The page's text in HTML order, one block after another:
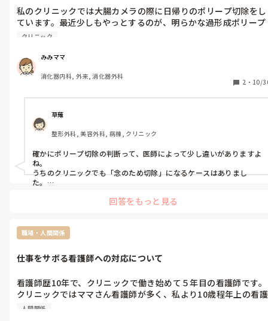
採血のときに手袋をしようと探していて
どこにありますか？と聞いたら、
「そんなもんないわよ！」と言われました😱
れました😱
ただ、大学病院でのやり方が正しいからと言ってそれを強要しよう
としてしまうと、
なので、
どうしても目を瞑れない面に対しては、
お伺いを立てながら改善策をマイルドに提案してみる、
そういったような気遣いが必要なんじゃないかなーと思います、
特に小さな職場だと(；´Д`A
そこでうまくやっていく（生き抜く）コツですよね💦
私のクリニックでは大腸カメラの際に日帰りのポリープ切除をし
ています。最近少しもやっとするのが、明らかな過形成ポリープ
を実際とらないとわからないからと言って切除しています。確か
点数のために取っている？と思ってしまいます…他のクリニック
さんでもそういうことはあるのでしょうか…
クリニック
みみママ
消化器内科, 外来, 消化器外科
2 ・ 10/
草薙
整形外科, 美容外科, 病棟, クリニック
確かにポリープ切除の判断って、医師によって少し違いがありますよ
ね。
うちのクリニックでも「念のため切除」になるケースはありまし
た。
り、病理検査で確認する目的で取ることもあります。
め」という意識が強い印象でした。
医師の方針によって考え方が分かれる部分だと思うので、一度理由
回答をもっと見る
職場・人間関係
仕事をサボる看護師への対応について
看護師歴10年で、クリニックで働き始めて５年目の看護師です。
クリニックではママさん看護師が多く、私より10歳程年上の看護
師が入社してくることも多くあります。初めの頃は仕事を覚える
人間関係